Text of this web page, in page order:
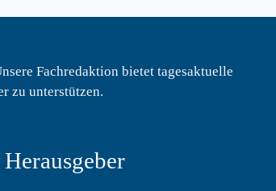
Fachredaktion bietet tagesaktuelle
zu unterstützen.
Herausgeber